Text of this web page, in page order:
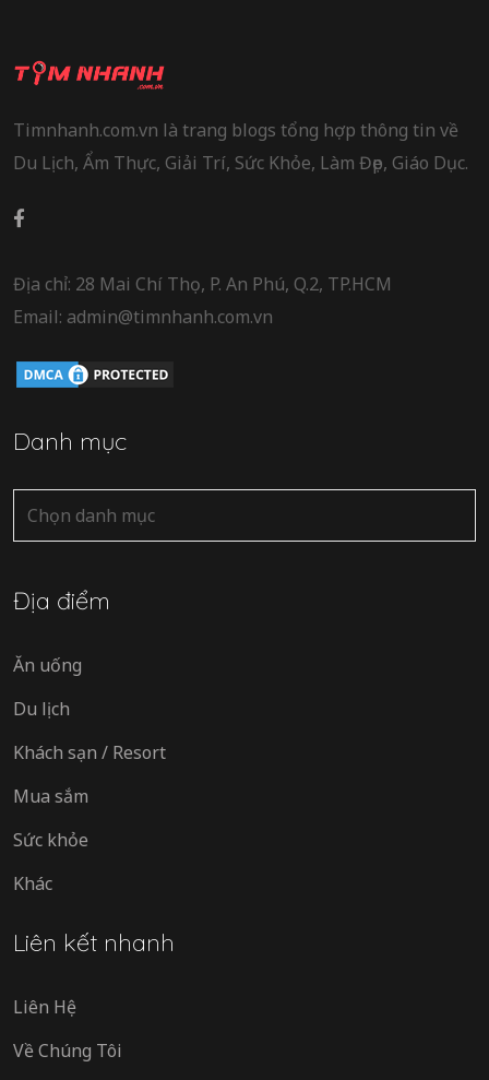
Timnhanh.com.vn là trang blogs tổng hợp thông tin về
Du Lịch, Ẩm Thực, Giải Trí, Sức Khỏe, Làm Đẹp, Giáo Dục.
Địa chỉ: 28 Mai Chí Thọ, P. An Phú, Q.2, TP.HCM
Email: admin@timnhanh.com.vn
Danh mục
Danh
mục
Địa điểm
Ăn uống
Du lịch
Khách sạn / Resort
Mua sắm
Sức khỏe
Khác
Liên kết nhanh
Liên Hệ
Về Chúng Tôi